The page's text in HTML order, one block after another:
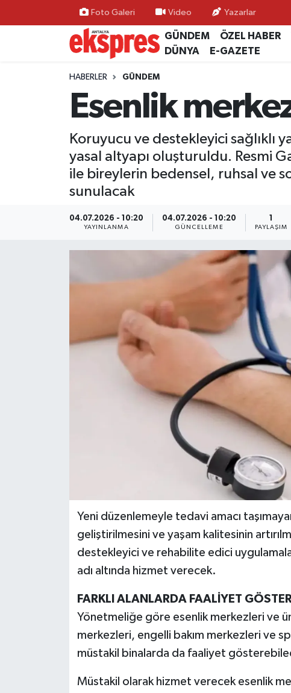
Foto Galeri Video Yazarlar
GÜNDEM ÖZEL HABER
DÜNYA
E-GAZETE
HABERLER GÜNDEM
Esenlik
Koruyucu ve destekleyici sağlıklı
yasal altyapı oluşturuldu. Resmi
ile bireylerin bedensel, ruhsal ve
sunulacak
04.07.2026 - 10:20
YAYINLANMA
04.07.2026 - 10:20
GÜNCELLEME
1
PAYLAŞIM
Yeni düzenlemeyle tedavi amacı
geliştirilmesini ve yaşam kalitesinin
destekleyici ve rehabilite edici
adı altında hizmet verecek.
FARKLI ALANLARDA FAALİYET
Yönetmeliğe göre esenlik merkezleri ve
merkezleri, engelli bakım merkezleri ve
müstakil binalarda da faaliyet
Müstakil olarak hizmet verecek esenlik
ÖZEL HABER
GÜNDEM
YEREL GÜNDEM
EKONOMİ
KÜLTÜR - SANAT
Nöbetçi Eczaneler
Hava Durumu
Trafik Durumu
Süper Lig Puan Durumu ve Fikstür
Tüm Manşetler
Son Dakika Haberleri
Haber Arşivi